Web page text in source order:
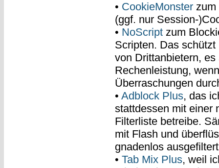
• CookieMonsterzum
(ggf. nur Session-
• NoScriptzum
Scripten. Das
von Drittanbietern,
Rechenleistung,
Überraschungen
• Adblock Plus, das
stattdessen mit einer
Filterliste betreibe.
mit Flash und
gnadenlos
• Tab Mix Plus, weil